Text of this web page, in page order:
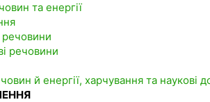
та енергії
речовини
й енергії, харчування та наукові